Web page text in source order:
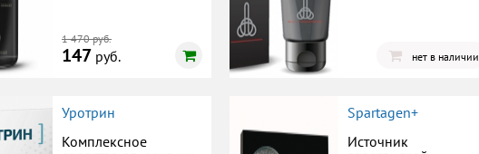
1 470 руб.
147 руб. нет в наличии
Уротрин
Комплексное
Spartagen+
Источник